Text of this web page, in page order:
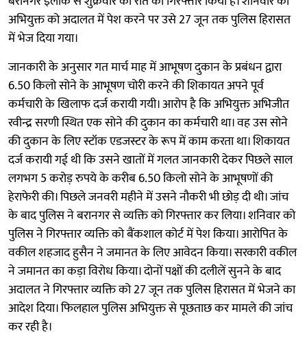
अभियुक्त को अदालत में पेश करने पर उसे 27 जून तक पुलिस हिरासत
में भेज दिया गया।
जानकारी के अनुसार गत मार्च माह में आभूषण दुकान के प्रबंधन द्वारा
6.50 किलो सोने के आभूषण चोरी करने की शिकायत अपने पूर्व
कर्मचारी के खिलाफ दर्ज करायी गयी। आरोप है कि अभियुक्त अभिजीत
रवीन्द्र सरणी स्थित एक सोने की दुकान का कर्मचारी था। वह उस सोने
की दुकान के लिए स्टॉक एडजस्टर के रूप में काम करता था। शिकायत
दर्ज करायी गई थी कि उसने खातों में गलत जानकारी देकर पिछले साल
लगभग 5 करोड़ रुपये के करीब 6.50 किलो सोने के आभूषणों की
हेराफेरी की। पिछले जनवरी महीने में उसने नौकरी भी छोड़ दी थी। जांच
के बाद पुलिस ने बरानगर से व्यक्ति को गिरफ्तार कर लिया। शनिवार को
पुलिस ने गिरफ्तार व्यक्ति को बैंकशाल कोर्ट में पेश किया। आरोपित के
वकील शहजाद हुसैन ने जमानत के लिए आवेदन किया। सरकारी वकील
ने जमानत का कड़ा विरोध किया। दोनों पक्षों की दलीलें सुनने के बाद
अदालत ने गिरफ्तार व्यक्ति को 27 जून तक पुलिस हिरासत में भेजने का
आदेश दिया। फिलहाल पुलिस अभियुक्त से पूछताछ कर मामले की जांच
कर रही है।